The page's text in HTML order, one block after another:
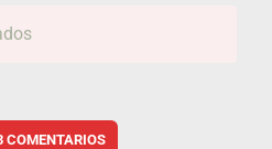
COMENTARIOS